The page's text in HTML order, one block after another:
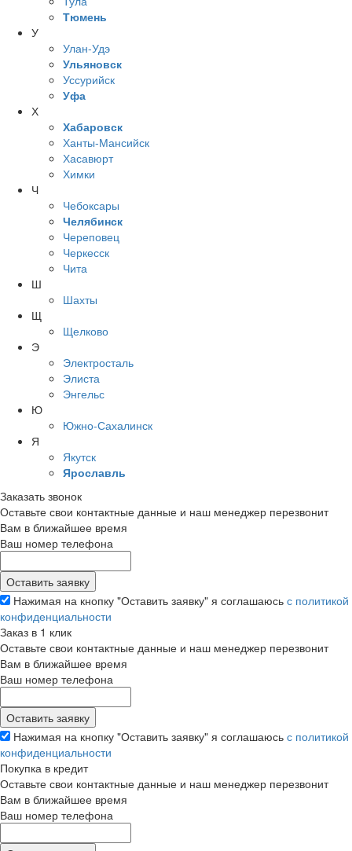
Тюмень
У
Улан-Удэ
Ульяновск
Уссурийск
Уфа
Х
Хабаровск
Ханты-Мансийск
Хасавюрт
Химки
Ч
Чебоксары
Челябинск
Череповец
Черкесск
Чита
Ш
Шахты
Щ
Щелково
Э
Электросталь
Элиста
Энгельс
Ю
Южно-Сахалинск
Я
Якутск
Ярославль
Заказать звонок
Оставьте свои контактные данные и наш менеджер перезвонит
Вам в ближайшее время
Ваш номер телефона
Нажимая на кнопку "Оставить заявку" я соглашаюсь с политикой
конфиденциальности
Заказ в 1 клик
Оставьте свои контактные данные и наш менеджер перезвонит
Вам в ближайшее время
Ваш номер телефона
Нажимая на кнопку "Оставить заявку" я соглашаюсь с политикой
конфиденциальности
Покупка в кредит
Оставьте свои контактные данные и наш менеджер перезвонит
Вам в ближайшее время
Ваш номер телефона